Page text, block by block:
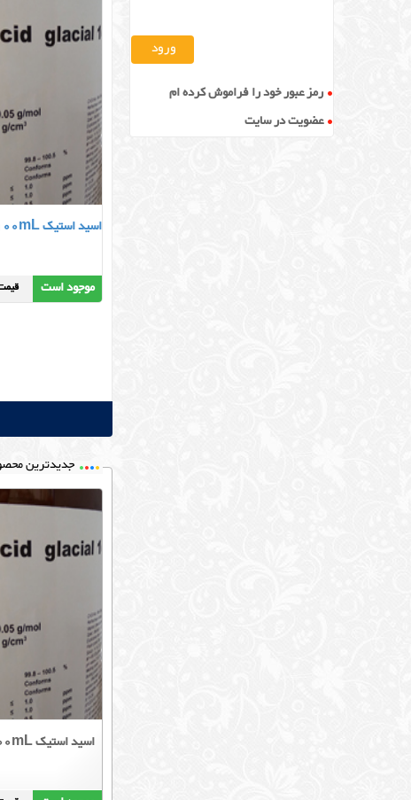
اسید استیک 100mL
موجود است قیمت
جدیدترین
اسید استیک 100mL
رمز عبور خود را فراموش کرده ام
عضویت در سایت